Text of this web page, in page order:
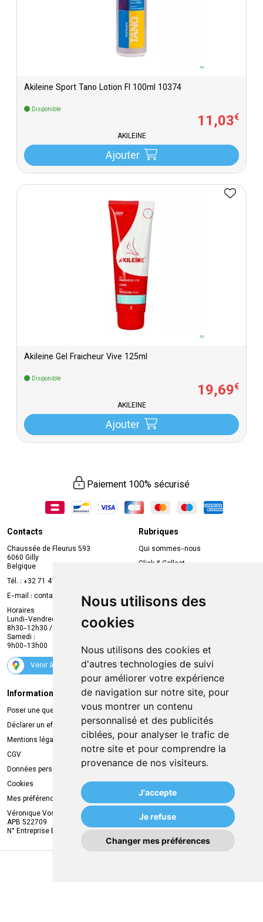
Nous utilisons des
cookies
Nous utilisons des cookies et
d'autres technologies de suivi
pour améliorer votre expérience
de navigation sur notre site, pour
vous montrer un contenu
personnalisé et des publicités
ciblées, pour analyser le trafic de
notre site et pour comprendre la
provenance de nos visiteurs.
J'accepte
Je refuse
Changer mes préférences
Akileine Sport Tano Lotion Fl 100ml 10374
Disponible
11,03€
AKILEINE
Ajouter
Akileine Gel Fraicheur Vive 125ml
Disponible
19,69€
AKILEINE
Ajouter
Paiement 100% sécurisé
Contacts
Chaussée de Fleurus 593
6060 Gilly
Belgique
Tél. : +32 71 41 32 10
E-mail : contact
mvapharma.be
Horaires
Lundi-Vendredi :
8h30-12h30 / 13h30-18h30
Samedi :
9h00-13h00
Venir à la pharmacie
Rubriques
Qui sommes-nous
Click & Collect
Compte professionnel
Envoi d’ordonnance
Suivez-nous
Informations légales
Poser une question
Déclarer un effet indésirable
Mentions légales
CGV
Données personnelles
Cookies
Mes préférences Cookies
Véronique Vos
APB 522709
N° Entreprise BE0749.944.612
Livraison
Retrait à la pharmacie
Livraison chez vous
Livraison dans un Point Relais